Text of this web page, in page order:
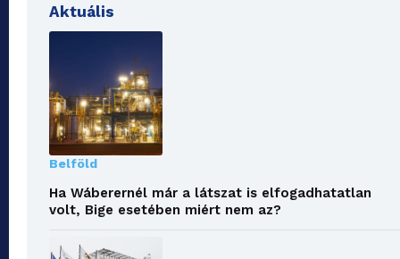
Aktuális
Belföld
Ha Wáberernél már a látszat is elfogadhatatlan
volt, Bige esetében miért nem az?